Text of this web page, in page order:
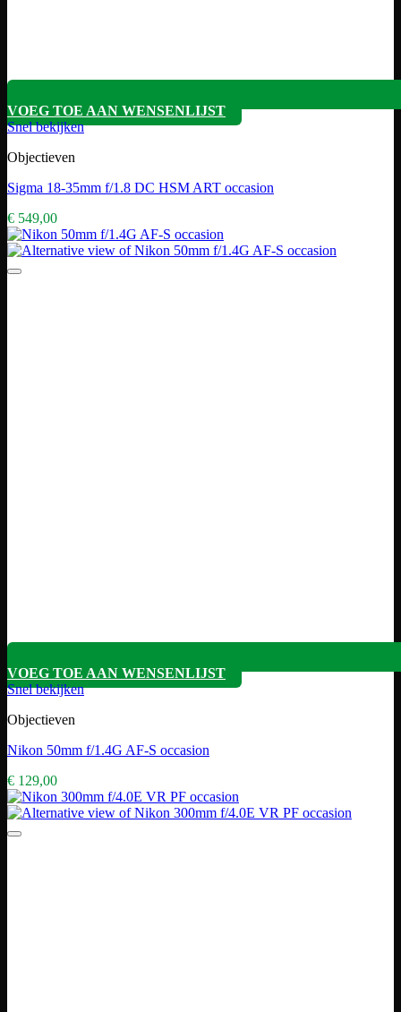
VOEG TOE AAN WENSENLIJST
Snel bekijken
Objectieven
Sigma 18-35mm f/1.8 DC HSM ART occasion
€ 549,00
VOEG TOE AAN WENSENLIJST
Snel bekijken
Objectieven
Nikon 50mm f/1.4G AF-S occasion
€ 129,00